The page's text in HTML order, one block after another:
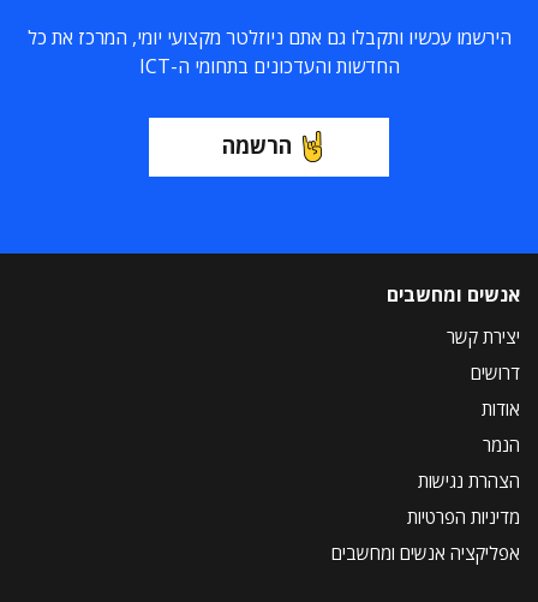
הירשמו עכשיו ותקבלו גם אתם ניוזלטר מקצועי יומי, המרכז את כל
החדשות והעדכונים בתחומי ה-ICT
הרשמה
אנשים ומחשבים
יצירת קשר
דרושים
אודות
הנמר
הצהרת נגישות
מדיניות הפרטיות
אפליקציה אנשים ומחשבים